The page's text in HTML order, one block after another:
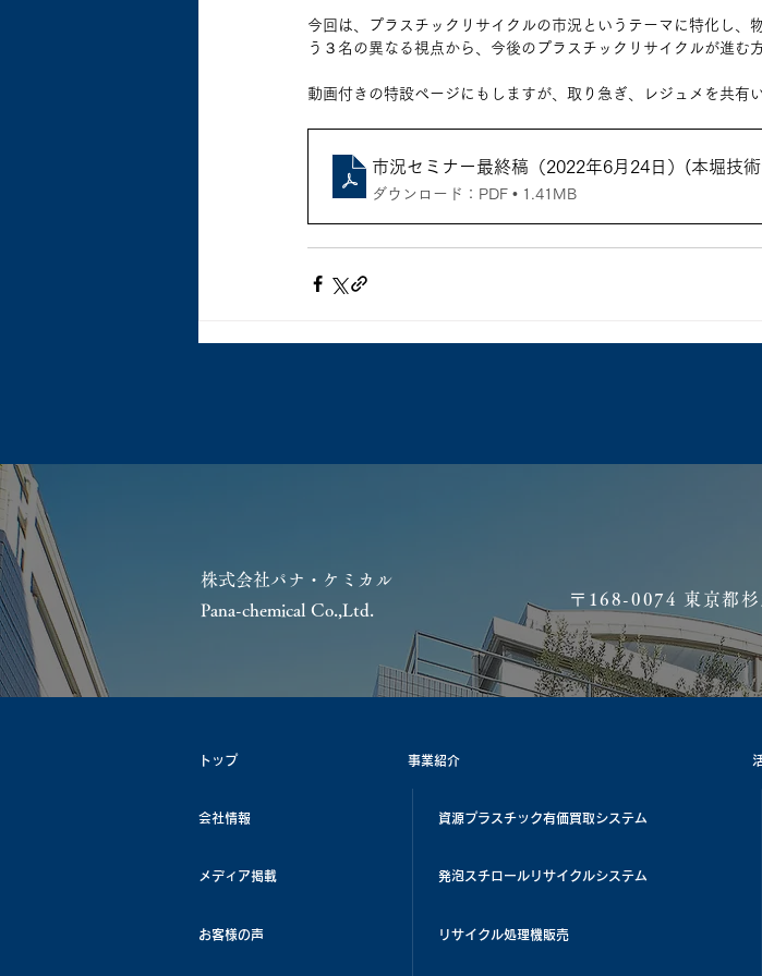
今回は、プラスチックリサイクルの市況というテーマに特化し、
う３名の異なる視点から、今後のプラスチックリサイクルが進む
動画付きの特設ページにもしますが、取り急ぎ、レジュメを共有
市況セミナー最終稿（2022年6月24日）(本堀技術
ダウンロード：PDF • 1.41MB
株式会社パナ・ケミカル
Pana-chemical Co.,Ltd.
〒168-0074 東京都
トップ
会社情報
メディア掲載
事業紹介
資源プラスチック有価買取システム
発泡スチロールリサイクルシステム
お客様の声 リサイクル処理機販売